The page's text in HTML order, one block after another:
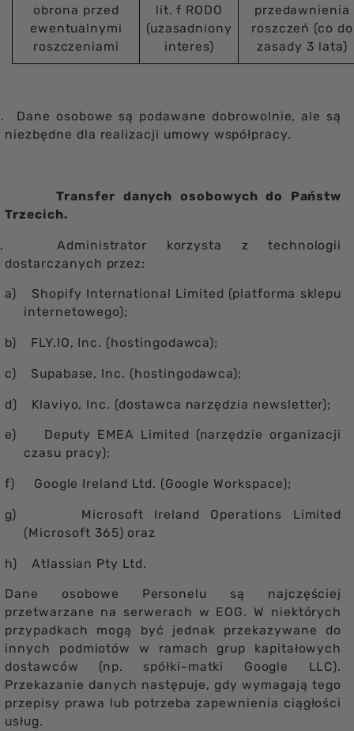
obrona przed
ewentualnymi
roszczeniami
lit. f RODO
(uzasadniony
interes)
przedawnienia
roszczeń (co do
zasady 3 lata)
Dane osobowe są podawane dobrowolnie, ale są
niezbędne dla realizacji umowy współpracy.
Transfer danych osobowych do Państw
Trzecich.
Administrator korzysta z technologii
dostarczanych przez:
a)
Shopify International Limited (platforma sklepu
internetowego);
b) FLY.IO, Inc. (hostingodawca);
c) Supabase, Inc. (hostingodawca);
d) Klaviyo, Inc. (dostawca narzędzia newsletter);
e)
Deputy EMEA Limited (narzędzie organizacji
czasu pracy);
f) Google Ireland Ltd. (Google Workspace);
g)
Microsoft Ireland Operations Limited
(Microsoft 365) oraz
h) Atlassian Pty Ltd.
Dane osobowe Personelu są najczęściej
przetwarzane na serwerach w EOG. W niektórych
przypadkach mogą być jednak przekazywane do
innych podmiotów w ramach grup kapitałowych
dostawców (np. spółki-matki Google LLC).
Przekazanie danych następuje, gdy wymagają tego
przepisy prawa lub potrzeba zapewnienia ciągłości
usług.